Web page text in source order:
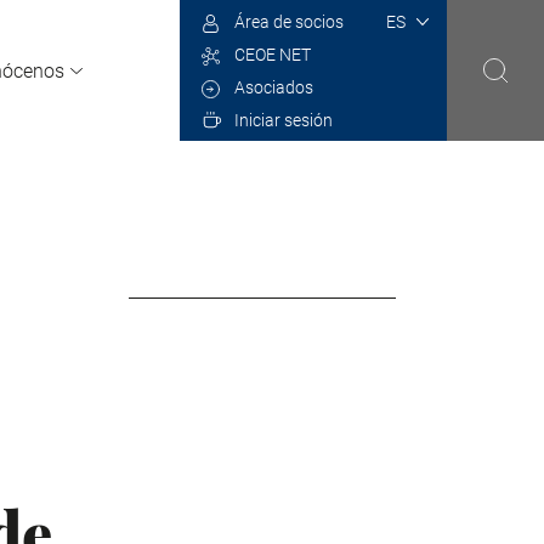
Select
Área de socios
CEOE NET
Asociados
Iniciar sesión